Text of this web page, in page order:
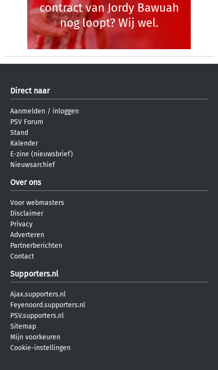
contract van Jordy Bawuah
nog loopt? Wij wel.
Direct naar
Aanmelden / inloggen
PSV Forum
Stand
Kalender
E-zine (nieuwsbrief)
Nieuwsarchief
Over ons
Voor webmasters
Disclaimer
Privacy
Adverteren
Partnerberichten
Contact
Supporters.nl
Ajax.supporters.nl
Feyenoord.supporters.nl
PSV.supporters.nl
Sitemap
Mijn voorkeuren
Cookie-instellingen